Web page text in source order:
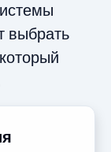
выбрать